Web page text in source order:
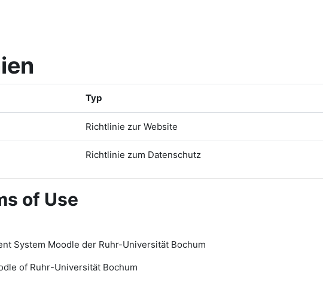
Typ
Richtlinie zur Website
Richtlinie zum Datenschutz
of Use
System Moodle der Ruhr-Universität Bochum
of Ruhr-Universität Bochum